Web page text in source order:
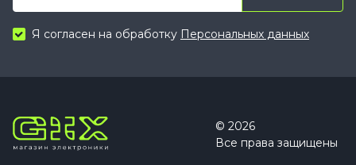
Я согласен на обработку Персональных данных
© 2026
Все права защищены